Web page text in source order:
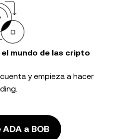
mundo de las cripto
y empieza a hacer
a BOB